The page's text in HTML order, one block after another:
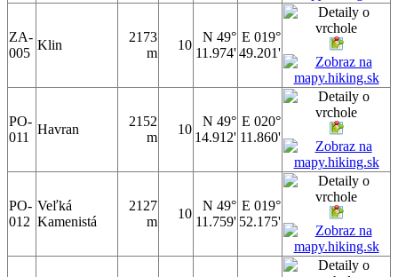
ZA-
005
Klin
2173
m
10
N 49°
11.974'
E 019°
49.201'
PO-
011
Havran
2152
m
10
N 49°
14.912'
E 020°
11.860'
PO-
012
Veľká
Kamenistá
2127
m
10
N 49°
11.759'
E 019°
52.175'